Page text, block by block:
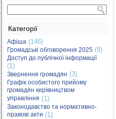
Категорії
Афіша (146)
Громадські обговорення 2025 (9)
Доступ до публічної інформації
(1)
Звернення громадян (3)
Графік особистого прийому
громадян керівництвом
управління (1)
Законодавство та нормативно-
правові акти (1)